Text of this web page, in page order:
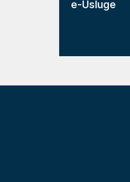
e-Usluge